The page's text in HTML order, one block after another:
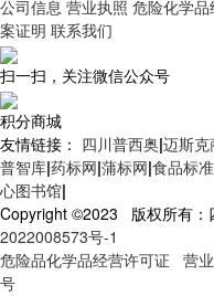
公司信息 营业执照 危险化学
案证明 联系我们
扫一扫，关注微信公众号
积分商城
友情链接： 四川普西奥|迈斯克
普智库|药标网|蒲标网|食品标
心图书馆|
Copyright ©2023 版权所有：
2022008573号-1
危险品化学品经营许可证
营
号